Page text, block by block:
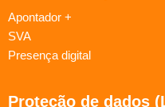
Apontador +
SVA
Presença digital
Proteção de dados